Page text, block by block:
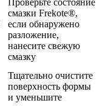
смазки Frekote®,
если обнаружено
разложение,
нанесите свежую
смазку
Тщательно очистите
поверхность формы
и уменьшите